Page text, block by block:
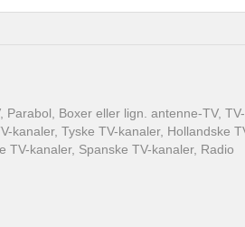
Boxer eller lign. antenne-TV,
kanaler, Tyske TV-kanaler, Hollandske
TV-kanaler, Spanske TV-kanaler, Radio